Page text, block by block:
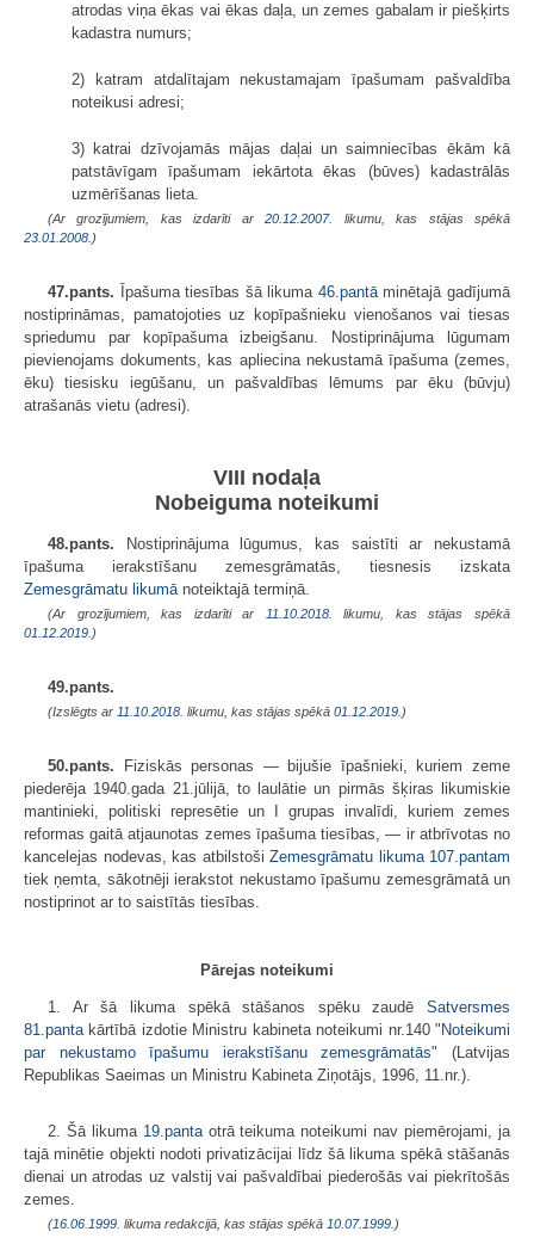
atrodas viņa ēkas vai ēkas daļa, un zemes gabalam ir piešķirts
kadastra numurs;
2) katram atdalītajam nekustamajam īpašumam pašvaldība
noteikusi adresi;
3) katrai dzīvojamās mājas daļai un saimniecības ēkām kā
patstāvīgam īpašumam iekārtota ēkas (būves) kadastrālās
uzmērīšanas lieta.
(Ar grozījumiem, kas izdarīti ar20.12.2007. likumu, kas stājas spēkā
23.01.2008. )
47.pants. Īpašuma tiesības šā likuma 46.pantāminētajā gadījumā
nostiprināmas, pamatojoties uz kopīpašnieku vienošanos vai tiesas
spriedumu par kopīpašuma izbeigšanu. Nostiprinājuma lūgumam
pievienojams dokuments, kas apliecina nekustamā īpašuma (zemes,
ēku) tiesisku iegūšanu, un pašvaldības lēmums par ēku (būvju)
atrašanās vietu (adresi).
VIII nodaļa
Nobeiguma noteikumi
48.pants. Nostiprinājuma lūgumus, kas saistīti ar nekustamā
īpašuma ierakstīšanu zemesgrāmatās, tiesnesis izskata
Zemesgrāmatu likumā noteiktajā termiņā.
(Ar grozījumiem, kas izdarīti ar 11.10.2018. likumu, kas stājas spēkā
01.12.2019. )
49.pants.
(Izslēgts ar 11.10.2018 . likumu, kas stājas spēkā 01.12.2019. )
50.pants. Fiziskās personas — bijušie īpašnieki, kuriem zeme
piederēja 1940.gada 21.jūlijā, to laulātie un pirmās šķiras likumiskie
mantinieki, politiski represētie un I grupas invalīdi, kuriem zemes
reformas gaitā atjaunotas zemes īpašuma tiesības, — ir atbrīvotas no
kancelejas nodevas, kas atbilstoši Zemesgrāmatu likuma 107.pantam
tiek ņemta, sākotnēji ierakstot nekustamo īpašumu zemesgrāmatā un
nostiprinot ar to saistītās tiesības.
Pārejas noteikumi
1. Ar šā likuma spēkā stāšanos spēku zaudē Satversmes
81.pantakārtībā izdotie Ministru kabineta noteikumi nr.140 " Noteikumi
par nekustamo īpašumu ierakstīšanu zemesgrāmatās" (Latvijas
Republikas Saeimas un Ministru Kabineta Ziņotājs, 1996, 11.nr.).
2. Šā likuma 19.pantaotrā teikuma noteikumi nav piemērojami, ja
tajā minētie objekti nodoti privatizācijai līdz šā likuma spēkā stāšanās
dienai un atrodas uz valstij vai pašvaldībai piederošās vai piekrītošās
zemes.
(16.06.1999 . likuma redakcijā, kas stājas spēkā 10.07.1999. )